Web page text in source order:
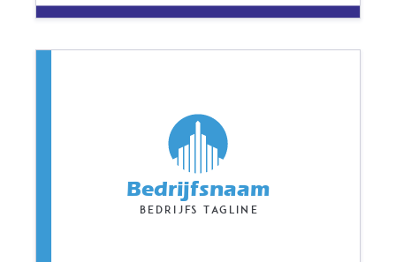
Bedrijfsnaam
Bedrijfs tagline